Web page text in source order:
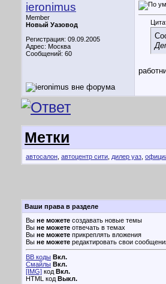
ieronimus
Member
Новый Уазовод
Регистрация: 09.09.2005
Адрес: Москва
Сообщений: 60
Метки
автосалон автоцентр сити дилер уаз
Ваши права в разделе
Вы не можете создавать новые темы
Вы не можете отвечать в темах
Вы не можете прикреплять вложения
Вы не можете редактировать свои
BB коды Вкл.
Смайлы Вкл.
[IMG] код Вкл.
HTML код Выкл.